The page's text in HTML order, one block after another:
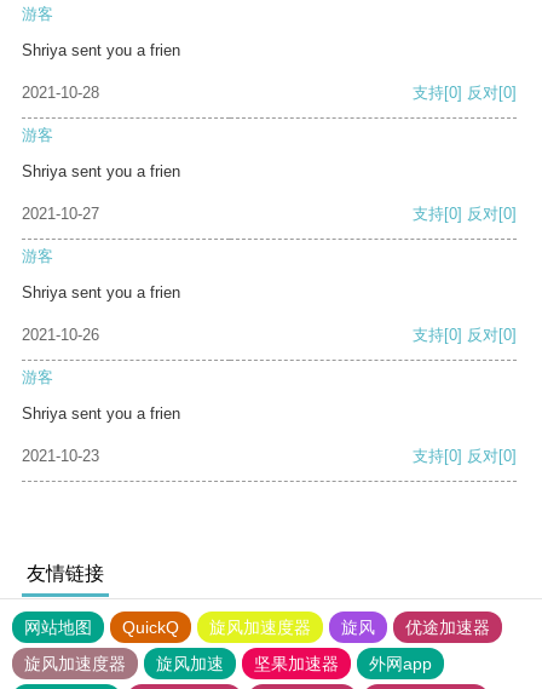
游客
Shriya sent you a frien
2021-10-28 支持[0] 反对[0]
游客
Shriya sent you a frien
2021-10-27 支持[0] 反对[0]
游客
Shriya sent you a frien
2021-10-26 支持[0] 反对[0]
游客
Shriya sent you a frien
2021-10-23 支持[0] 反对[0]
友情链接
网站地图 QuickQ 旋风加速度器 旋风
优途加速器
旋风加速度器
旋风加速 坚果加速器 外网app